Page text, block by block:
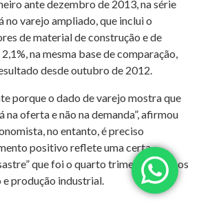
ante dezembro de 2013, na série
no varejo ampliado, que inclui o
de material de construção e de
na mesma base de comparação,
desde outubro de 2012.
porque o dado de varejo mostra que
na oferta e não na demanda”, afirmou
no entanto, é preciso
positivo reflete uma certa
que foi o quarto trimestre para os
produção industrial.